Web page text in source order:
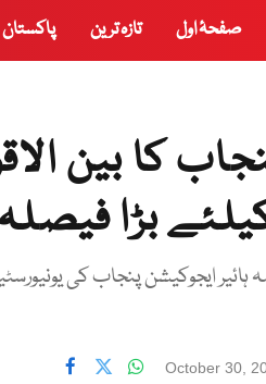
صفحۂ اول تازہ ترین پاکستان
کا بین
بڑا
ایجوکیشن پنجاب کی
October 30,